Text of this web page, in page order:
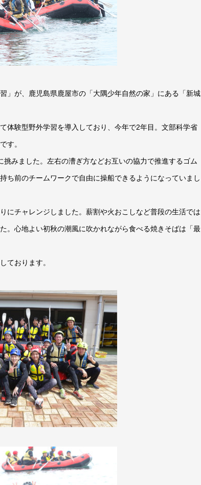
」が、鹿児島県鹿屋市の「大隅少年自然の家」にある「新城
体験型野外学習を導入しており、今年で2年目。文部科学省
す。
みました。左右の漕ぎ方などお互いの協力で推進するゴム
ち前のチームワークで自由に操船できるようになっていまし
にチャレンジしました。薪割や火おこしなど普段の生活では
。心地よい初秋の潮風に吹かれながら食べる焼きそばは「最
ております。